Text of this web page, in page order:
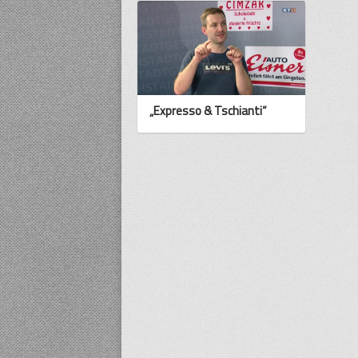
„Expresso & Tschianti“